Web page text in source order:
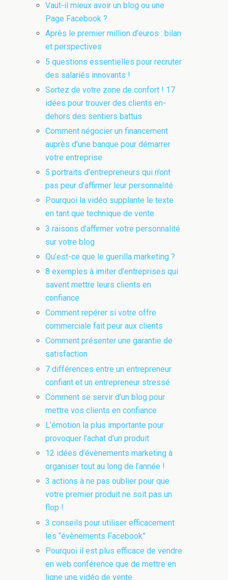
Vaut-il mieux avoir un blog ou une
Page Facebook ?
Après le premier million d’euros : bilan
et perspectives
5 questions essentielles pour recruter
des salariés innovants !
Sortez de votre zone de confort ! 17
idées pour trouver des clients en-
dehors des sentiers battus
Comment négocier un financement
auprès d’une banque pour démarrer
votre entreprise
5 portraits d’entrepreneurs qui n’ont
pas peur d’affirmer leur personnalité
Pourquoi la vidéo supplante le texte
en tant que technique de vente
3 raisons d’affirmer votre personnalité
sur votre blog
Qu’est-ce que le guerilla marketing ?
8 exemples à imiter d’entreprises qui
savent mettre leurs clients en
confiance
Comment repérer si votre offre
commerciale fait peur aux clients
Comment présenter une garantie de
satisfaction
7 différences entre un entrepreneur
confiant et un entrepreneur stressé
Comment se servir d’un blog pour
mettre vos clients en confiance
L’émotion la plus importante pour
provoquer l’achat d’un produit
12 idées d’évènements marketing à
organiser tout au long de l’année !
3 actions à ne pas oublier pour que
votre premier produit ne soit pas un
flop !
3 conseils pour utiliser efficacement
les “évènements Facebook”
Pourquoi il est plus efficace de vendre
en web conférence que de mettre en
ligne une vidéo de vente